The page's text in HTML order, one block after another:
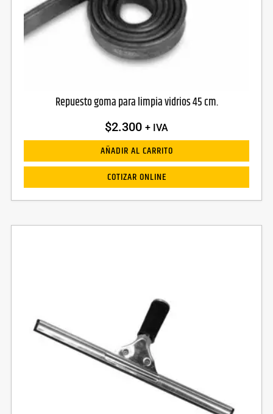
Repuesto goma para limpia vidrios 45 cm.
$2.300 + IVA
AÑADIR AL CARRITO
COTIZAR ONLINE